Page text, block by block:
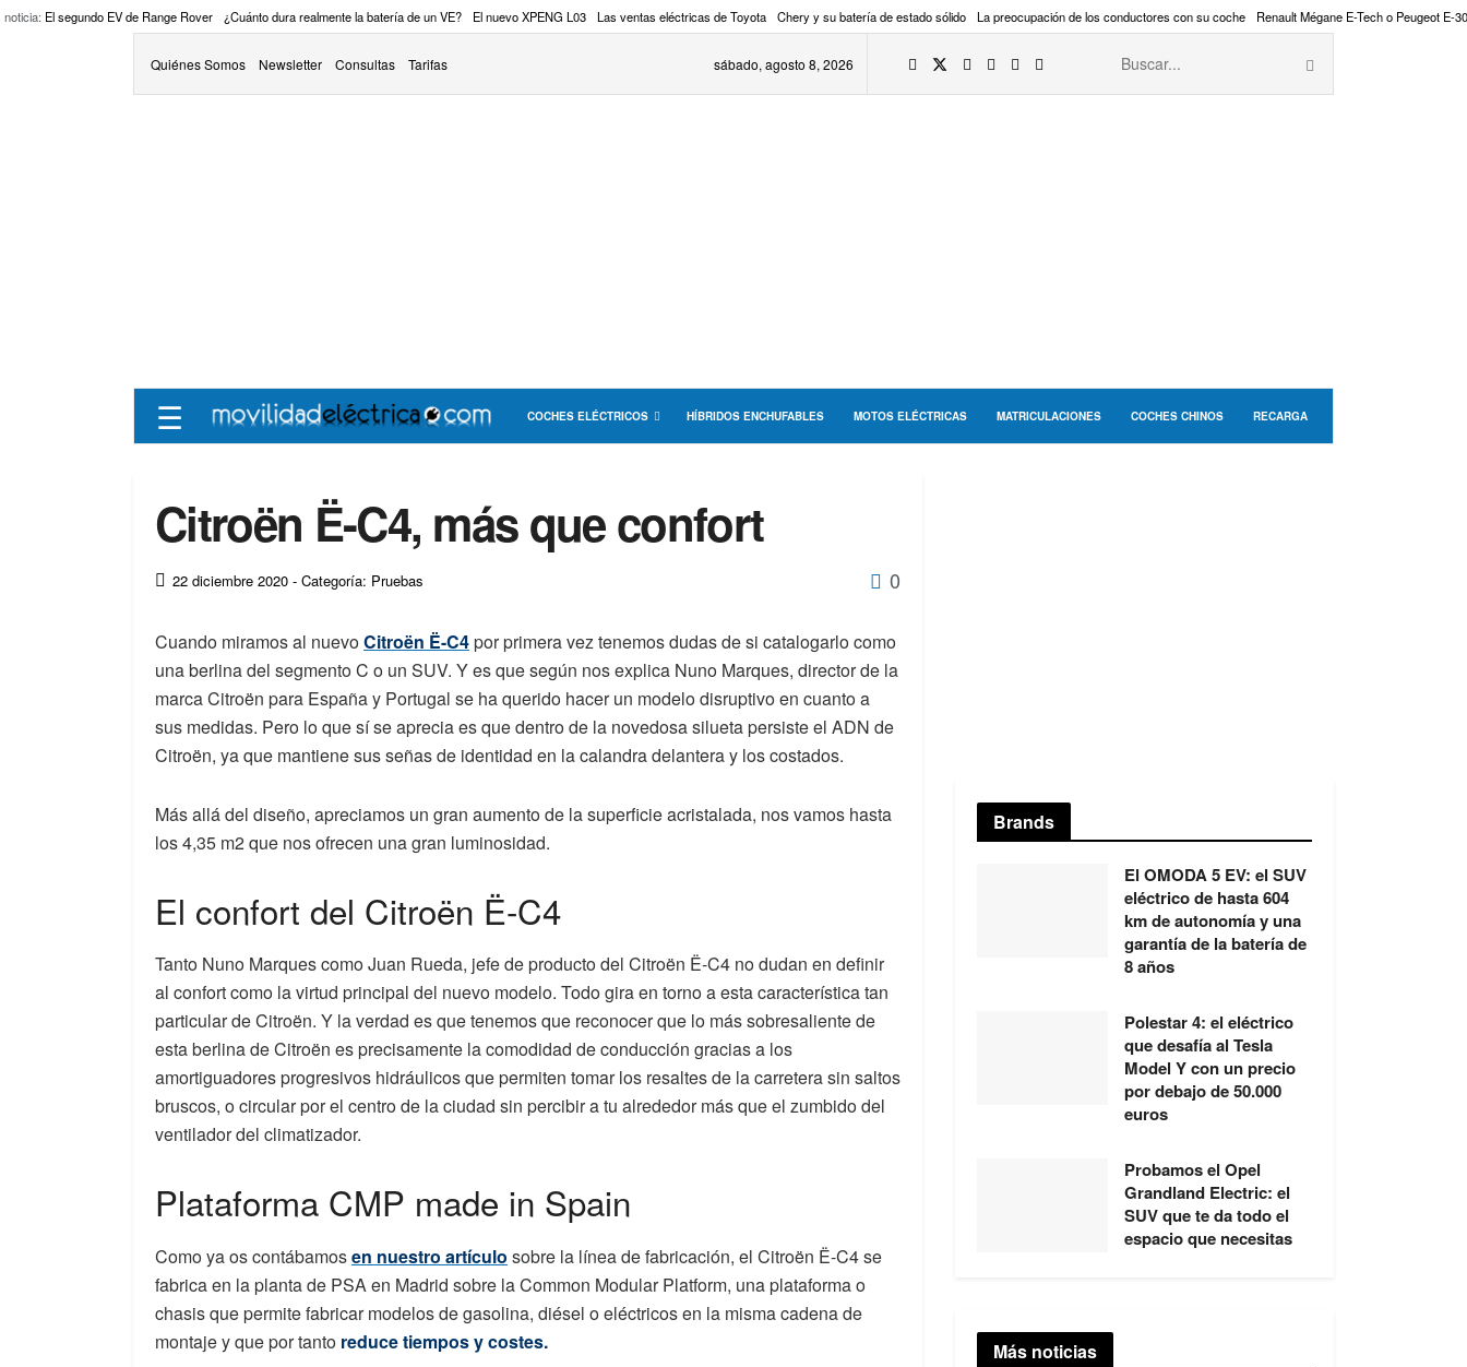
noticia: El segundo EV de Range Rover ¿Cuánto dura realmente la batería de un VE? El nuevo XPENG L03 Las ventas eléctricas de Toyota Chery y su batería de estado sólido La preocupación de los conductores con su coche Renault Mégane E-Tech o Peugeot E-
Quiénes Somos Newsletter Consultas Tarifas sábado, agosto 8, 2026
☰ COCHES ELÉCTRICOS HÍBRIDOS ENCHUFABLES MOTOS ELÉCTRICAS MATRICULACIONES COCHES CHINOS RECARGA
Citroën Ë-C4, más que confort
22 diciembre 2020 - Categoría: Pruebas 0
Cuando miramos al nuevoCitroën Ë-C4por primera vez tenemos dudas de si catalogarlo como
una berlina del segmento C o un SUV. Y es que según nos explica Nuno Marques, director de la
marca Citroën para España y Portugal se ha querido hacer un modelo disruptivo en cuanto a
sus medidas. Pero lo que sí se aprecia es que dentro de la novedosa silueta persiste el ADN de
Citroën, ya que mantiene sus señas de identidad en la calandra delantera y los costados.
Más allá del diseño, apreciamos un gran aumento de la superficie acristalada, nos vamos hasta
los 4,35 m2 que nos ofrecen una gran luminosidad.
El confort del Citroën Ë-C4
Tanto Nuno Marques como Juan Rueda, jefe de producto del Citroën Ë-C4 no dudan en definir
al confort como la virtud principal del nuevo modelo. Todo gira en torno a esta característica tan
particular de Citroën. Y la verdad es que tenemos que reconocer que lo más sobresaliente de
esta berlina de Citroën es precisamente la comodidad de conducción gracias a los
amortiguadores progresivos hidráulicos que permiten tomar los resaltes de la carretera sin saltos
bruscos, o circular por el centro de la ciudad sin percibir a tu alrededor más que el zumbido del
ventilador del climatizador.
Plataforma CMP made in Spain
Como ya os contábamosen nuestro artículo sobre la línea de fabricación, el Citroën Ë-C4 se
fabrica en la planta de PSA en Madrid sobre la Common Modular Platform, una plataforma o
chasis que permite fabricar modelos de gasolina, diésel o eléctricos en la misma cadena de
montaje y que por tanto reduce tiempos y costes.
Brands
El OMODA 5 EV: el SUV
eléctrico de hasta 604
km de autonomía y una
garantía de la batería de
8 años
Polestar 4: el eléctrico
que desafía al Tesla
Model Y con un precio
por debajo de 50.000
euros
Probamos el Opel
Grandland Electric: el
SUV que te da todo el
espacio que necesitas
Más noticias